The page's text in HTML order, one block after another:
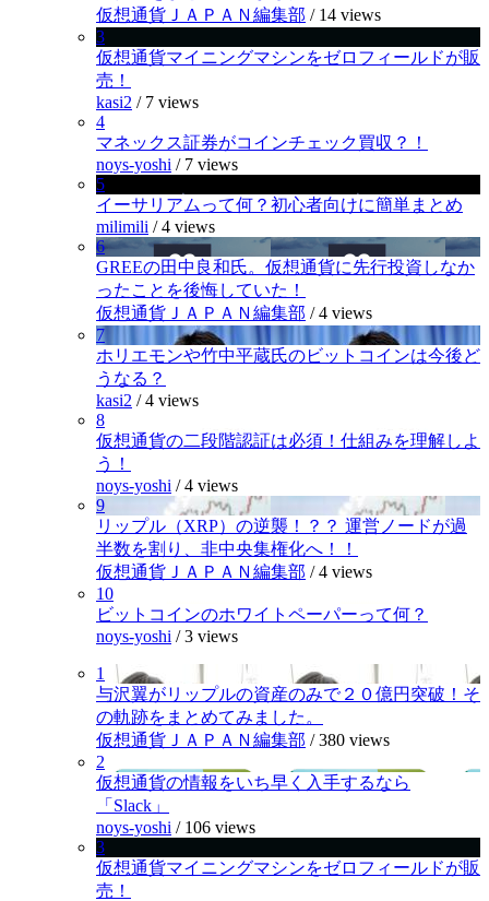
仮想通貨ＪＡＰＡＮ編集部 / 14 views
3
仮想通貨マイニングマシンをゼロフィールドが販
売！
kasi2 / 7 views
4
マネックス証券がコインチェック買収？！
noys-yoshi / 7 views
5
イーサリアムって何？初心者向けに簡単まとめ
milimili /4 views
6
GREEの田中良和氏。仮想通貨に先行投資しなか
ったことを後悔していた！
仮想通貨ＪＡＰＡＮ編集部 /4 views
7
ホリエモンや竹中平蔵氏のビットコインは今後ど
うなる？
kasi2 /4 views
8
仮想通貨の二段階認証は必須！仕組みを理解しよ
う！
noys-yoshi /4 views
9
リップル（XRP）の逆襲！？？ 運営ノードが過
半数を割り、非中央集権化へ！！
仮想通貨ＪＡＰＡＮ編集部 /4 views
10
ビットコインのホワイトペーパーって何？
noys-yoshi /3 views
1
与沢翼がリップルの資産のみで２０億円突破！そ
の軌跡をまとめてみました。
仮想通貨ＪＡＰＡＮ編集部 /380 views
2
仮想通貨の情報をいち早く入手するなら
「Slack」
noys-yoshi / 106 views
3
仮想通貨マイニングマシンをゼロフィールドが販
売！